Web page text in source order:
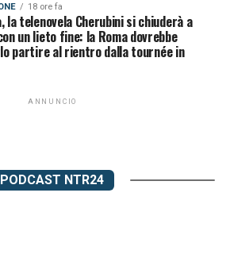
18 ore fa
la telenovela Cherubini si chiuderà a
un lieto fine: la Roma dovrebbe
partire al rientro dalla tournée in
ANNUNCIO
PODCAST NTR24